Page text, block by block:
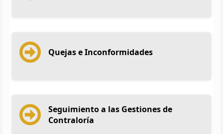
Quejas e Inconformidades
Seguimiento a las Gestiones de
Contraloría